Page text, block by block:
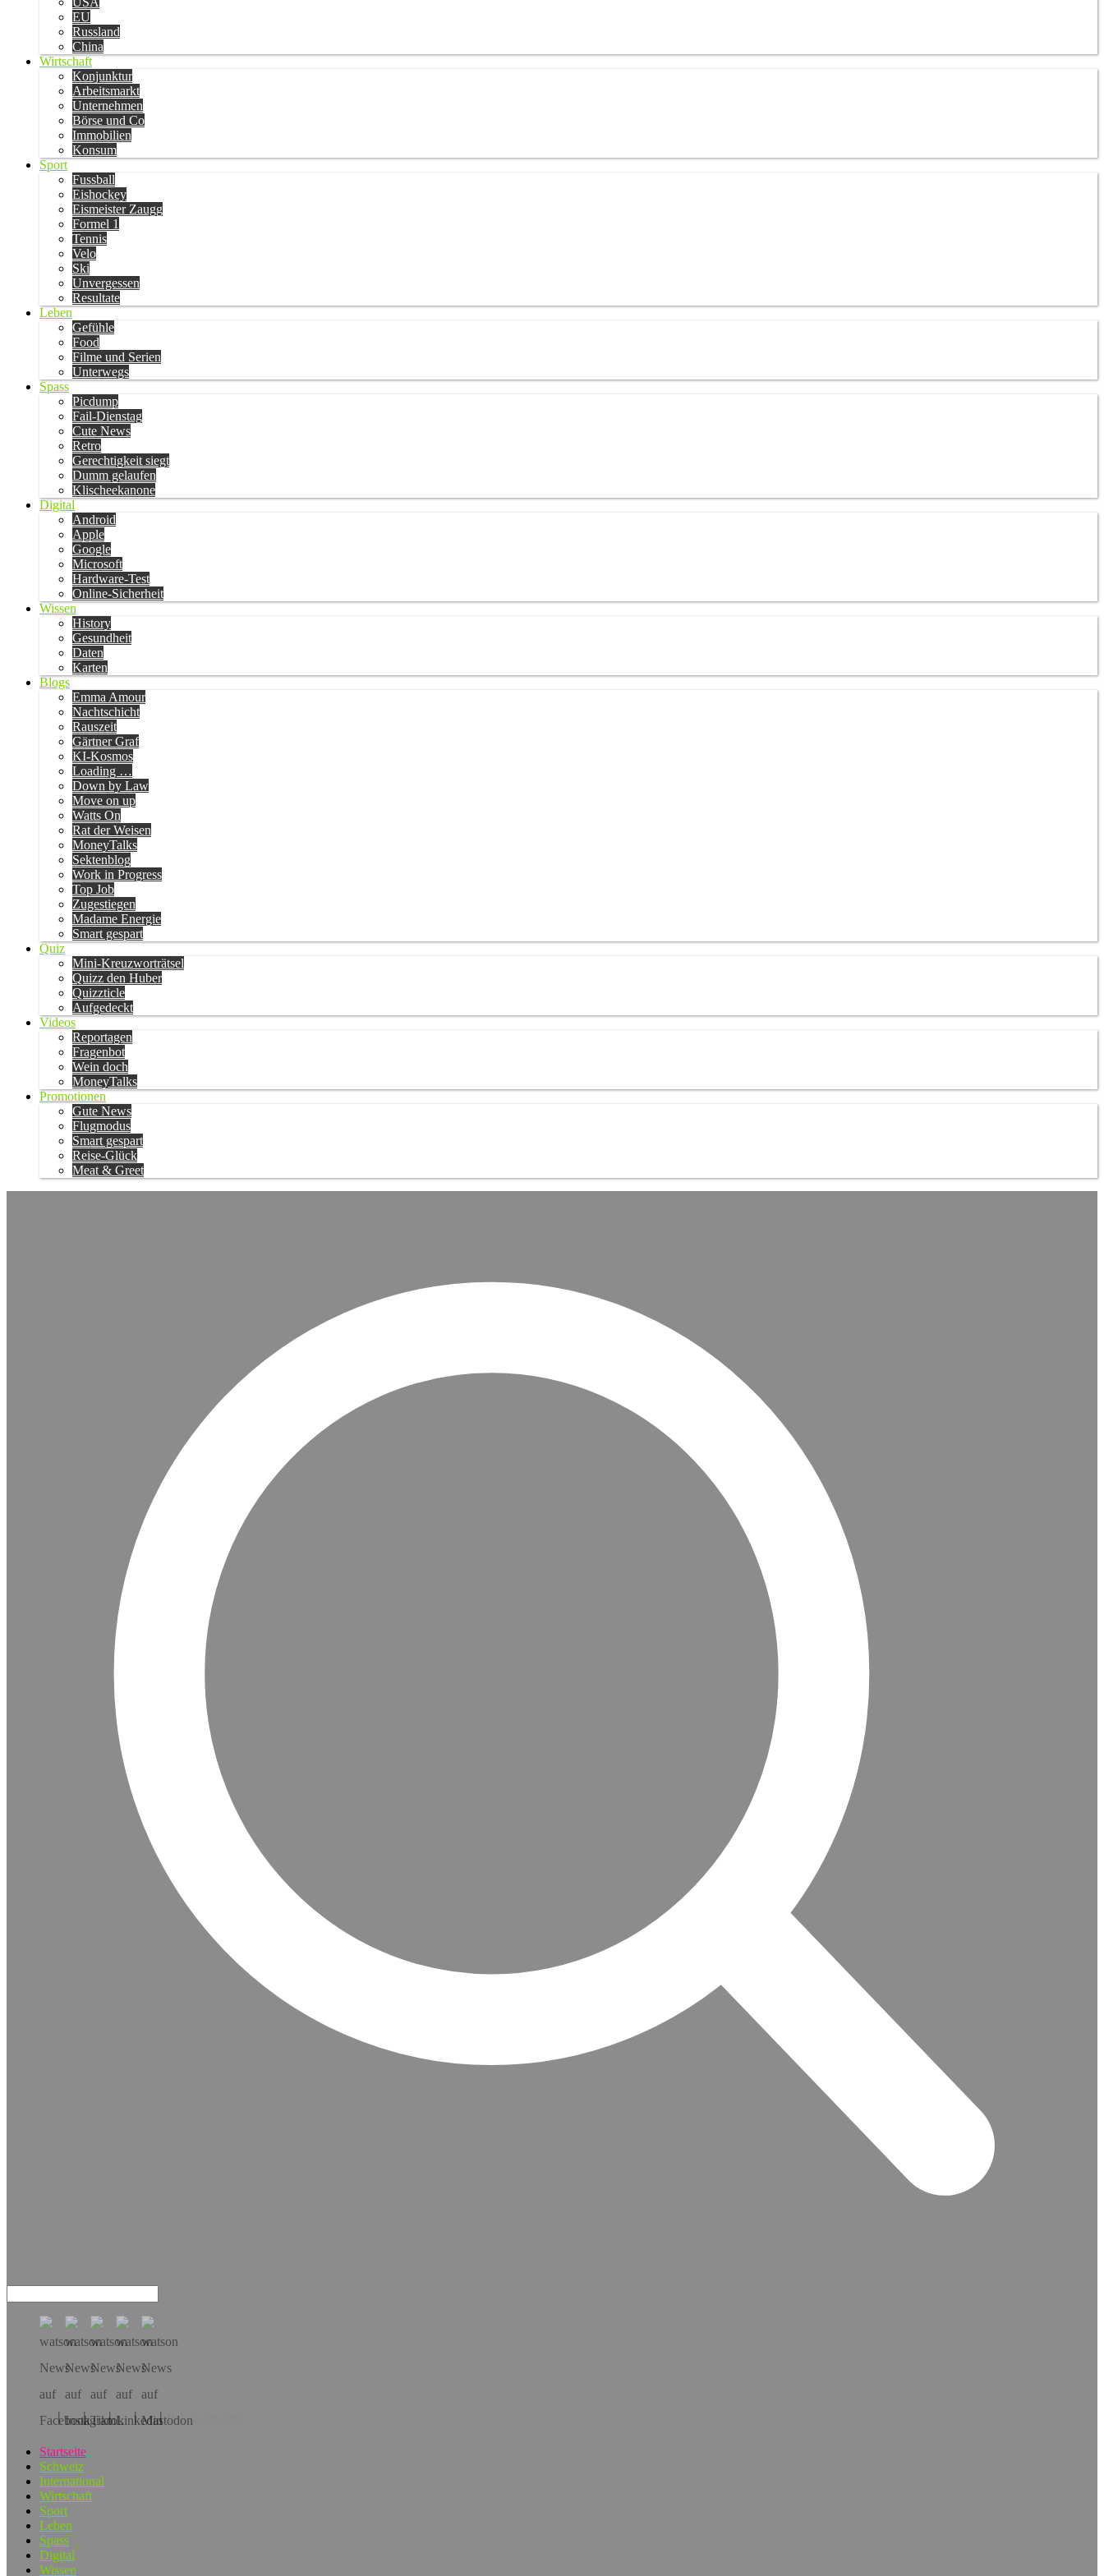
EU
Russland
China
Wirtschaft
Konjunktur
Arbeitsmarkt
Unternehmen
Börse und Co
Immobilien
Konsum
Sport
Fussball
Eishockey
Eismeister Zaugg
Formel 1
Tennis
Velo
Ski
Unvergessen
Resultate
Leben
Gefühle
Food
Filme und Serien
Unterwegs
Spass
Picdump
Fail-Dienstag
Cute News
Retro
Gerechtigkeit siegt
Dumm gelaufen
Klischeekanone
Digital
Android
Apple
Google
Microsoft
Hardware-Test
Online-Sicherheit
Wissen
History
Gesundheit
Daten
Karten
Blogs
Emma Amour
Nachtschicht
Rauszeit
Gärtner Graf
KI-Kosmos
Loading …
Down by Law
Move on up
Watts On
Rat der Weisen
MoneyTalks
Sektenblog
Work in Progress
Top Job
Zugestiegen
Madame Energie
Smart gespart
Quiz
Mini-Kreuzworträtsel
Quizz den Huber
Quizzticle
Aufgedeckt
Videos
Reportagen
Fragenbot
Wein doch
MoneyTalks
Promotionen
Gute News
Flugmodus
Smart gespart
Reise-Glück
Meat & Greet
Hol dir die App!
Startseite
Schweiz
International
Wirtschaft
Sport
Leben
Spass
Digital
Wissen